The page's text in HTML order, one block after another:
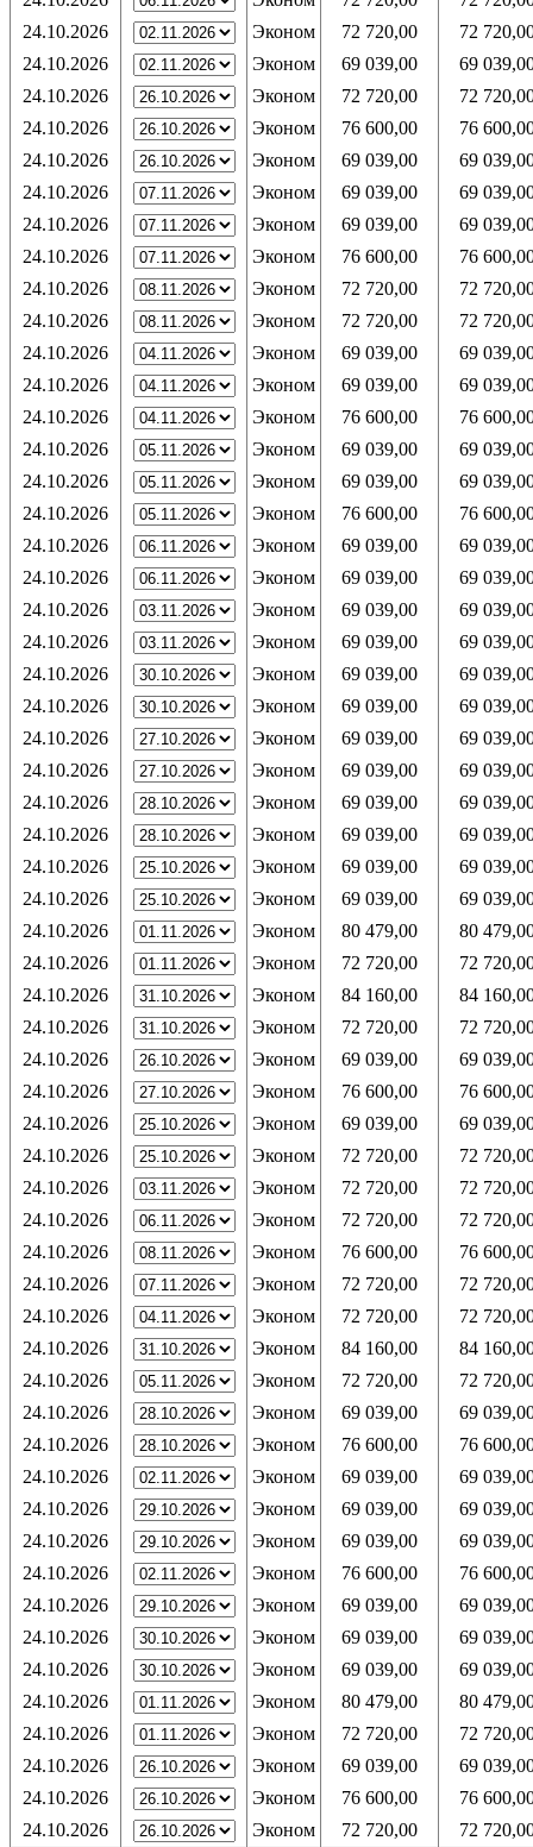
24.10.2026
Эконом 72 720,00
72
24.10.2026
Эконом 69 039,00
69
24.10.2026
Эконом 72 720,00
72
24.10.2026
Эконом 76 600,00
76
24.10.2026
Эконом 69 039,00
69
24.10.2026
Эконом 69 039,00
69
24.10.2026
Эконом 69 039,00
69
24.10.2026
Эконом 76 600,00
76
24.10.2026
Эконом 72 720,00
72
24.10.2026
Эконом 72 720,00
72
24.10.2026
Эконом 69 039,00
69
24.10.2026
Эконом 69 039,00
69
24.10.2026
Эконом 76 600,00
76
24.10.2026
Эконом 69 039,00
69
24.10.2026
Эконом 69 039,00
69
24.10.2026
Эконом 76 600,00
76
24.10.2026
Эконом 69 039,00
69
24.10.2026
Эконом 69 039,00
69
24.10.2026
Эконом 69 039,00
69
24.10.2026
Эконом 69 039,00
69
24.10.2026
Эконом 69 039,00
69
24.10.2026
Эконом 69 039,00
69
24.10.2026
Эконом 69 039,00
69
24.10.2026
Эконом 69 039,00
69
24.10.2026
Эконом 69 039,00
69
24.10.2026
Эконом 69 039,00
69
24.10.2026
Эконом 69 039,00
69
24.10.2026
Эконом 69 039,00
69
24.10.2026
Эконом 80 479,00
80
24.10.2026
Эконом 72 720,00
72
24.10.2026
Эконом 84 160,00
84
24.10.2026
Эконом 72 720,00
72
24.10.2026
Эконом 69 039,00
69
24.10.2026
Эконом 76 600,00
76
24.10.2026
Эконом 69 039,00
69
24.10.2026
Эконом 72 720,00
72
24.10.2026
Эконом 72 720,00
72
24.10.2026
Эконом 72 720,00
72
24.10.2026
Эконом 76 600,00
76
24.10.2026
Эконом 72 720,00
72
24.10.2026
Эконом 72 720,00
72
24.10.2026
Эконом 84 160,00
84
24.10.2026
Эконом 72 720,00
72
24.10.2026
Эконом 69 039,00
69
24.10.2026
Эконом 76 600,00
76
24.10.2026
Эконом 69 039,00
69
24.10.2026
Эконом 69 039,00
69
24.10.2026
Эконом 69 039,00
69
24.10.2026
Эконом 76 600,00
76
24.10.2026
Эконом 69 039,00
69
24.10.2026
Эконом 69 039,00
69
24.10.2026
Эконом 69 039,00
69
24.10.2026
Эконом 80 479,00
80
24.10.2026
Эконом 72 720,00
72
24.10.2026
Эконом 69 039,00
69
24.10.2026
Эконом 76 600,00
76
24.10.2026
Эконом 72 720,00 72